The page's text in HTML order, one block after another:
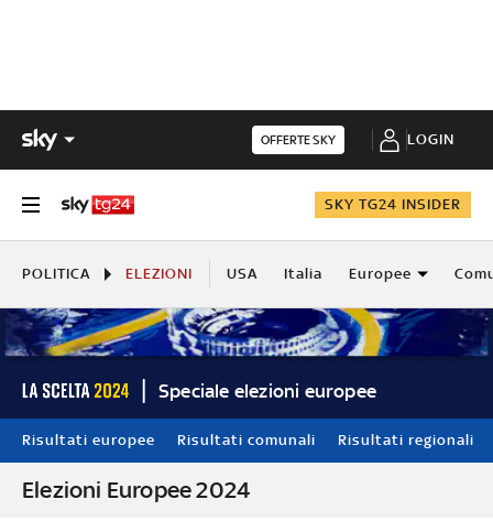
OFFERTE SKY LOGIN
SKY TG24 INSIDER
POLITICA ELEZIONI USA Italia Europee
Speciale elezioni europee
Risultati europee Risultati comunali Risultati regionali
Elezioni Europee 2024